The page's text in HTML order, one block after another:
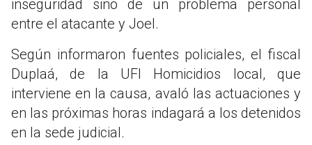
inseguridad sino de un problema personal
entre el atacante y Joel.
Según informaron fuentes policiales, el fiscal
Duplaá, de la UFI Homicidios local, que
interviene en la causa, avaló las actuaciones y
en las próximas horas indagará a los detenidos
en la sede judicial.